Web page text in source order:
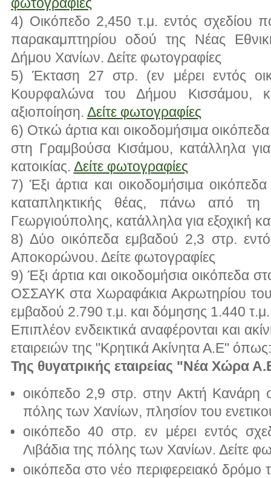
4) Οικόπεδο 2,450 τ.μ. εντός σχεδίου
παρακαμπτηρίου οδού της Νέας
Δήμου Χανίων. Δείτε φωτογραφίες
5) Έκταση 27 στρ. (εν μέρει εντός
Κουρφαλώνα του Δήμου Κισσάμου,
αξιοποίηση. Δείτε φωτογραφίες
6) Οτκώ άρτια και οικοδομήσιμα
στη Γραμβούσα Κισάμου, κατάλληλα
κατοικίας. Δείτε φωτογραφίες
7) Έξι άρτια και οικοδομήσιμα
καταπληκτικής θέας, πάνω από
Γεωργιούπολης, κατάλληλα για εξοχική
8) Δύο οικόπεδα εμβαδού 2,3 στρ.
Αποκορώνου. Δείτε φωτογραφίες
9) Έξι άρτια και οικοδομήσια οικόπεδα
ΟΣΣΑΥΚ στα Χωραφάκια Ακρωτηρίου
εμβαδού 2.790 τ.μ. και δόμησης 1.440 τ.μ.
Επιπλέον ενδεικτικά αναφέρονται και
εταιρειών της "Κρητικά Ακίνητα Α.Ε" όπως:
Της θυγατρικής εταιρείας "Νέα Χώρα
οικόπεδο 2,9 στρ. στην Ακτή Κανάρη
πόλης των Χανίων, πλησίον του
οικόπεδο 40 στρ. εν μέρει εντός
Λιβάδια της πόλης των Χανίων. Δείτε
οικόπεδα στο νέο περιφερειακό